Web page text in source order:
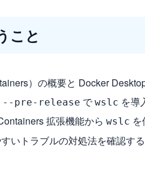
こと
）の概要と Docker
pre-release で wslc を導
拡張機能から wslc
いトラブルの対処法を確認する